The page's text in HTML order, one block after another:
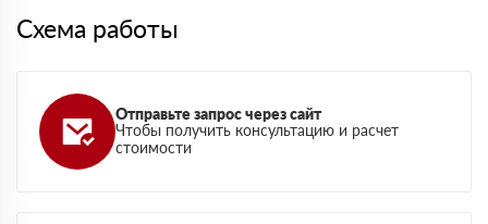
Схема работы
Отправьте запрос через сайт
Чтобы получить консультацию и расчет
стоимости